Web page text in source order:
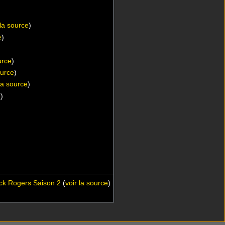
source)
)
)
)
source)
)
Rogers Saison 2 (voir la source)